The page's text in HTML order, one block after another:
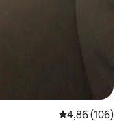
Priemerné
4,86 (106)